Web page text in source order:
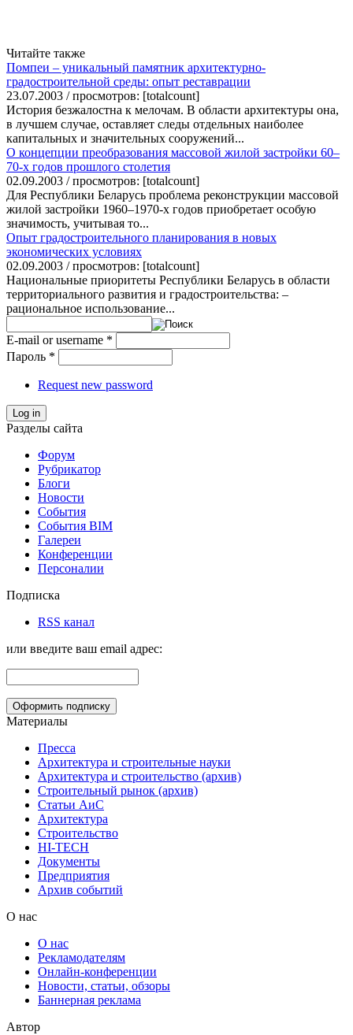
Читайте также
Помпеи – уникальный памятник архитектурно-
градостроительной среды: опыт реставрации
23.07.2003 / просмотров: [totalcount]
История безжалостна к мелочам. В области архитектуры она,
в лучшем случае, оставляет следы отдельных наиболее
капитальных и значительных сооружений...
О концепции преобразования массовой жилой застройки 60–
70-х годов прошлого столетия
02.09.2003 / просмотров: [totalcount]
Для Республики Беларусь проблема реконструкции массовой
жилой застройки 1960–1970-х годов приобретает особую
значимость, учитывая то...
Опыт градостроительного планирования в новых
экономических условиях
02.09.2003 / просмотров: [totalcount]
Национальные приоритеты Республики Беларусь в области
территориального развития и градостроительства: –
рациональное использование...
E-mail or username *
Пароль *
Request new password
Log in
Разделы сайта
Форум
Рубрикатор
Блоги
Новости
События
События BIM
Галереи
Конференции
Персоналии
Подписка
RSS канал
или введите ваш email адрес:
Материалы
Пресса
Архитектура и строительные науки
Архитектура и строительство (архив)
Строительный рынок (архив)
Статьи АиС
Архитектура
Строительство
HI-TECH
Документы
Предприятия
Архив событий
О нас
О нас
Рекламодателям
Онлайн-конференции
Новости, статьи, обзоры
Баннерная реклама
Автор